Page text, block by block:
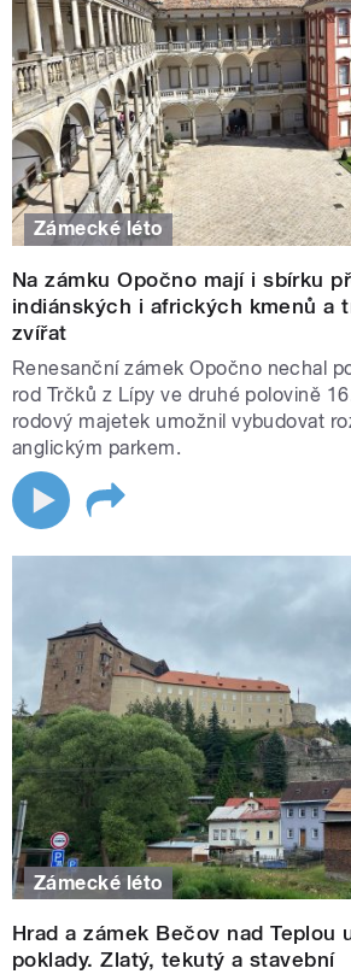
Zámecké léto
Na zámku Opočno mají i sbírku
indiánských i afrických kmenů a
zvířat
Renesanční zámek Opočno nechal
rod Trčků z Lípy ve druhé polovině
rodový majetek umožnil vybudovat
anglickým parkem.
Zámecké léto
Hrad a zámek Bečov nad Teplou
poklady. Zlatý, tekutý a stavební